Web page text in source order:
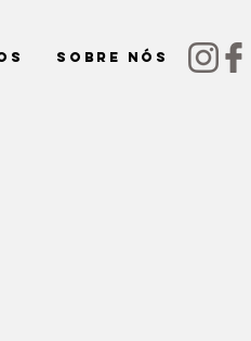
Sobre nós